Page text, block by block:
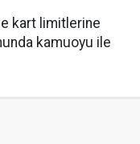
kart limitlerine
kamuoyu ile